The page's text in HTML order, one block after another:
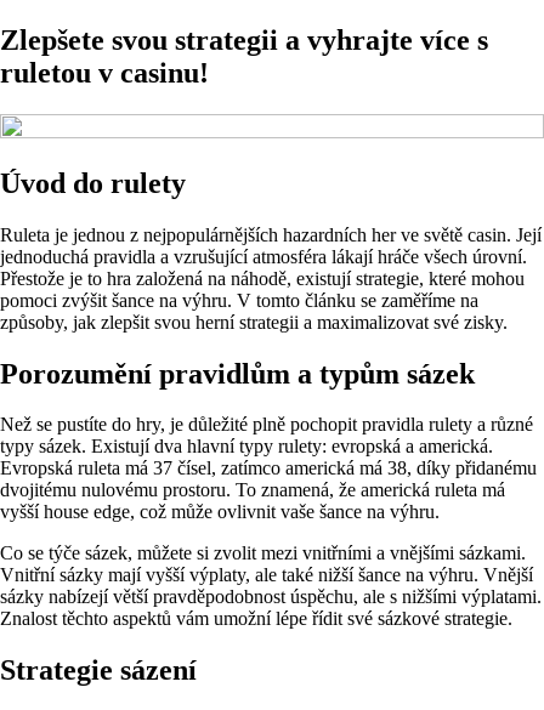
Zlepšete svou strategii a vyhrajte více s
ruletou v casinu!
Úvod do rulety
Ruleta je jednou z nejpopulárnějších hazardních her ve světě casin. Její
jednoduchá pravidla a vzrušující atmosféra lákají hráče všech úrovní.
Přestože je to hra založená na náhodě, existují strategie, které mohou
pomoci zvýšit šance na výhru. V tomto článku se zaměříme na
způsoby, jak zlepšit svou herní strategii a maximalizovat své zisky.
Porozumění pravidlům a typům sázek
Než se pustíte do hry, je důležité plně pochopit pravidla rulety a různé
typy sázek. Existují dva hlavní typy rulety: evropská a americká.
Evropská ruleta má 37 čísel, zatímco americká má 38, díky přidanému
dvojitému nulovému prostoru. To znamená, že americká ruleta má
vyšší house edge, což může ovlivnit vaše šance na výhru.
Co se týče sázek, můžete si zvolit mezi vnitřními a vnějšími sázkami.
Vnitřní sázky mají vyšší výplaty, ale také nižší šance na výhru. Vnější
sázky nabízejí větší pravděpodobnost úspěchu, ale s nižšími výplatami.
Znalost těchto aspektů vám umožní lépe řídit své sázkové strategie.
Strategie sázení